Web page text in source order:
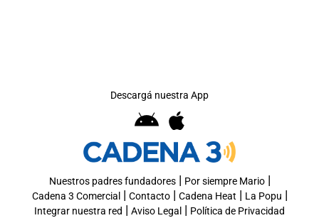
Descargá nuestra App
Nuestros padres fundadores| Por siempre Mario|
Cadena 3 Comercial | Contacto| Cadena Heat | La Popu |
Integrar nuestra red | Aviso Legal | Política de Privacidad